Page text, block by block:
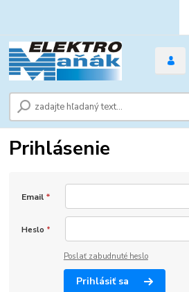
Prihlásenie
Email *
Heslo *
Poslať zabudnuté heslo
Prihlásiť sa